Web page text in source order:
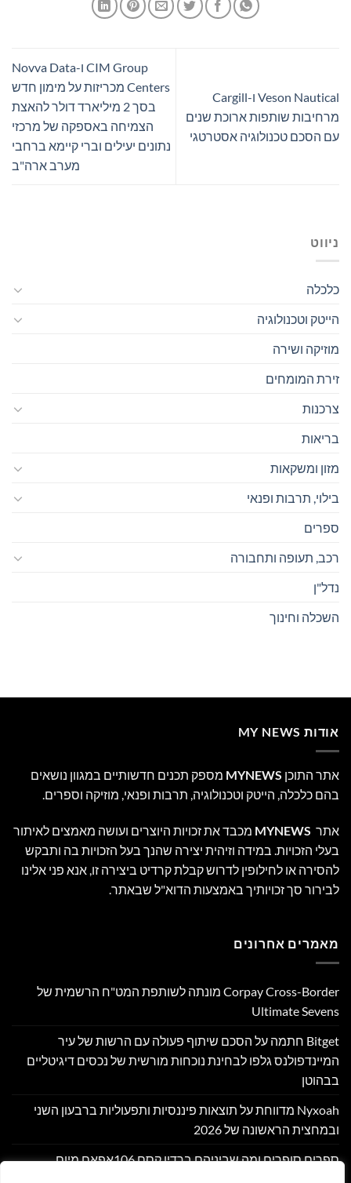
Veson Nautical ו-Cargill
מרחיבות שותפות ארוכת שנים
עם הסכם טכנולוגיה אסטרטגי
CIM Group ו-Novva Data
Centers מכריזות על מימון חדש
בסך 2 מיליארד דולר להאצת
הצמיחה באספקה של מרכזי
נתונים יעילים וברי קיימא ברחבי
מערב ארה"ב
ניווט
כלכלה
הייטק וטכנולוגיה
מוזיקה ושירה
זירת המומחים
צרכנות
בריאות
מזון ומשקאות
בילוי, תרבות ופנאי
ספרים
רכב, תעופה ותחבורה
נדל"ן
השכלה וחינוך
אודות MY NEWS
אתר התוכן MYNEWS מספק תכנים חדשותיים במגוון נושאים
בהם כלכלה, הייטק וטכנולוגיה, תרבות ופנאי, מוזיקה וספרים.
אתר MYNEWS מכבד את זכויות היוצרים ועושה מאמצים לאיתור
בעלי הזכויות. במידה וזיהית יצירה שהנך בעל הזכויות בה ותבקש
להסירה או לחילופין לדרוש קבלת קרדיט ביצירה זו, אנא פני אלינו
לבירור סך זכויותיך באמצעות הדוא"ל שבאתר.
מאמרים אחרונים
Corpay Cross-Border מונתה לשותפת המט"ח הרשמית של
Ultimate Sevens
Bitget חתמה על הסכם שיתוף פעולה עם הרשות של עיר
המיינדפולנס גלפו לבחינת נוכחות מורשית של נכסים דיגיטליים
בבהוטן
Nyxoah מדווחת על תוצאות פיננסיות ותפעוליות ברבעון השני
ובמחצית הראשונה של 2026
ספרים סופרים ומה שביניהם ברדיו קסם 106אפאם מיום